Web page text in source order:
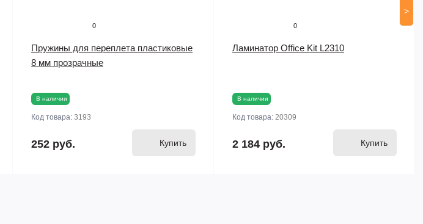
0
Пружины для переплета пластиковые
8 мм прозрачные
В наличии
Код товара: 3193
252 руб. Купить
0
Ламинатор Office Kit L2310
В наличии
Код товара: 20309
2 184 руб. Купить
>